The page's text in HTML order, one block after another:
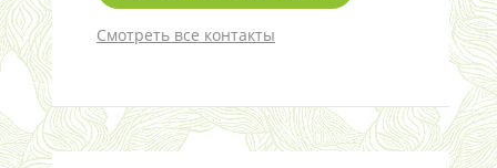
Смотреть все контакты